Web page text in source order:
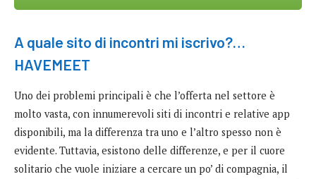
A quale sito di incontri mi iscrivo?…
HAVEMEET
Uno dei problemi principali è che l’offerta nel settore è
molto vasta, con innumerevoli siti di incontri e relative app
disponibili, ma la differenza tra uno e l’altro spesso non è
evidente. Tuttavia, esistono delle differenze, e per il cuore
solitario che vuole iniziare a cercare un po’ di compagnia, il